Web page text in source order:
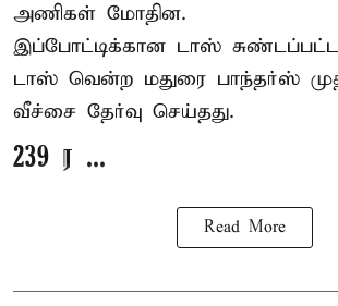
அணிகள் மோதின.
இப்போட்டிக்கான டாஸ்
டாஸ் வென்ற மதுரை பாந்தர்ஸ்
வீச்சை தேர்வு செய்தது.
239 ர ...
Read More